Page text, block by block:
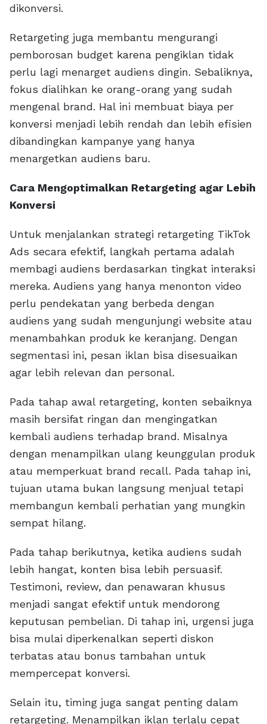
dikonversi.
Retargeting juga membantu mengurangi
pemborosan budget karena pengiklan tidak
perlu lagi menarget audiens dingin. Sebaliknya,
fokus dialihkan ke orang-orang yang sudah
mengenal brand. Hal ini membuat biaya per
konversi menjadi lebih rendah dan lebih efisien
dibandingkan kampanye yang hanya
menargetkan audiens baru.
Cara Mengoptimalkan Retargeting agar Lebih
Konversi
Untuk menjalankan strategi retargeting TikTok
Ads secara efektif, langkah pertama adalah
membagi audiens berdasarkan tingkat interaksi
mereka. Audiens yang hanya menonton video
perlu pendekatan yang berbeda dengan
audiens yang sudah mengunjungi website atau
menambahkan produk ke keranjang. Dengan
segmentasi ini, pesan iklan bisa disesuaikan
agar lebih relevan dan personal.
Pada tahap awal retargeting, konten sebaiknya
masih bersifat ringan dan mengingatkan
kembali audiens terhadap brand. Misalnya
dengan menampilkan ulang keunggulan produk
atau memperkuat brand recall. Pada tahap ini,
tujuan utama bukan langsung menjual tetapi
membangun kembali perhatian yang mungkin
sempat hilang.
Pada tahap berikutnya, ketika audiens sudah
lebih hangat, konten bisa lebih persuasif.
Testimoni, review, dan penawaran khusus
menjadi sangat efektif untuk mendorong
keputusan pembelian. Di tahap ini, urgensi juga
bisa mulai diperkenalkan seperti diskon
terbatas atau bonus tambahan untuk
mempercepat konversi.
Selain itu, timing juga sangat penting dalam
retargeting. Menampilkan iklan terlalu cepat